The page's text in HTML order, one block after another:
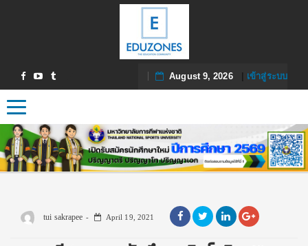
August 9, 2026| เข้าสู่ระบบ
Toggle navigation
tui sakrapee April 19, 2021